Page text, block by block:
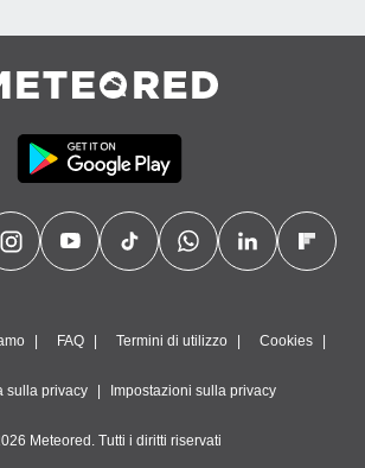
FAQ Termini di utilizzo Cookies
sulla privacy Impostazioni sulla privacy
Meteored. Tutti i diritti riservati